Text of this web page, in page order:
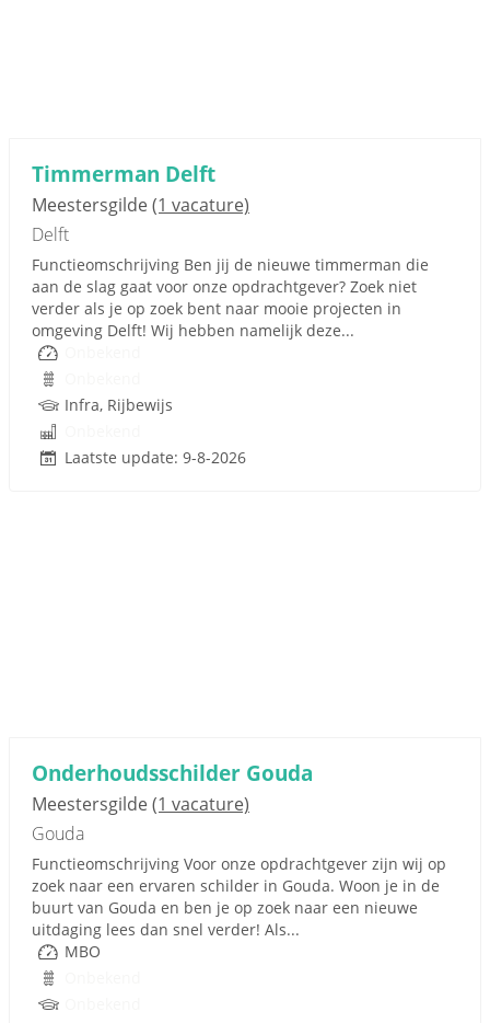
Timmerman Delft
Meestersgilde(1 vacature)
Delft
Functieomschrijving Ben jij de nieuwe timmerman die
aan de slag gaat voor onze opdrachtgever? Zoek niet
verder als je op zoek bent naar mooie projecten in
omgeving Delft! Wij hebben namelijk deze...
Infra, Rijbewijs
Laatste update: 9-8-2026
Onderhoudsschilder Gouda
Meestersgilde(1 vacature)
Gouda
Functieomschrijving Voor onze opdrachtgever zijn wij op
zoek naar een ervaren schilder in Gouda. Woon je in de
buurt van Gouda en ben je op zoek naar een nieuwe
uitdaging lees dan snel verder! Als...
MBO